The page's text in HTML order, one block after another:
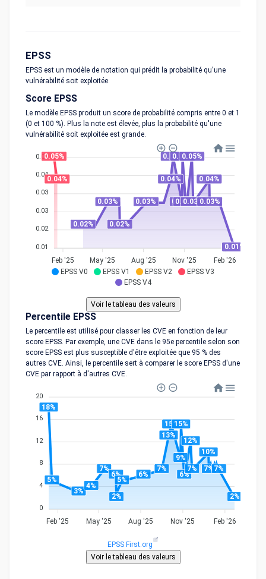
EPSS
EPSS est un modèle de notation qui prédit la probabilité qu'une
vulnérabilité soit exploitée.
Score EPSS
Le modèle EPSS produit un score de probabilité compris entre 0 et 1
(0 et 100 %). Plus la note est élevée, plus la probabilité qu'une
vulnérabilité soit exploitée est grande.
EPSS V0 EPSS V1 EPSS V2
EPSS V3
EPSS V4
0.05
0.04
0.03
0.03
0.02
0.01
0.05%
0.04%
0.02%
0.03%
0.02%
0.03%
0.04%
0.05%
0.03%
0.05%
0.03%
0.05%
0.03%
0.04%
0.03%
0.01%
Feb '25
May '25 Aug '25 Nov '25 Feb '26
Percentile EPSS
Le percentile est utilisé pour classer les CVE en fonction de leur
score EPSS. Par exemple, une CVE dans le 95e percentile selon son
score EPSS est plus susceptible d'être exploitée que 95 % des
autres CVE. Ainsi, le percentile sert à comparer le score EPSS d'une
CVE par rapport à d'autres CVE.
20
16
12
8
4
0
18%
5%
3%
4%
7%
6%
2%
5%
6%
7%
13%
15%
9%
15%
6%
12%
7%
10%
7%7%
2%
Feb '25 May '25 Aug '25 Nov '25 Feb '26
EPSS First.org